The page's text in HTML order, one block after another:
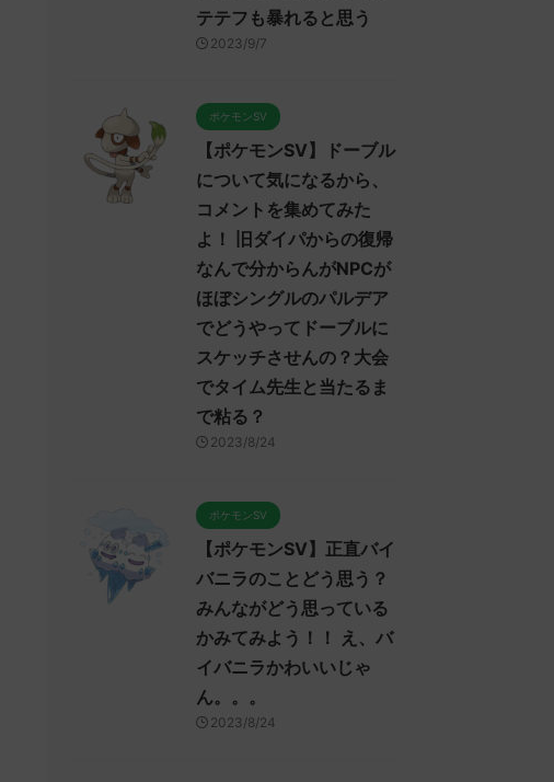
テテフも暴れると思う
2023/9/7
ポケモンSV
【ポケモンSV】ドーブル
について気になるから、
コメントを集めてみた
よ！ 旧ダイパからの復帰
なんで分からんがNPCが
ほぼシングルのパルデア
でどうやってドーブルに
スケッチさせんの？大会
でタイム先生と当たるま
で粘る？
2023/8/24
ポケモンSV
【ポケモンSV】正直バイ
バニラのことどう思う？
みんながどう思っている
かみてみよう！！ え、バ
イバニラかわいいじゃ
ん。。。
2023/8/24